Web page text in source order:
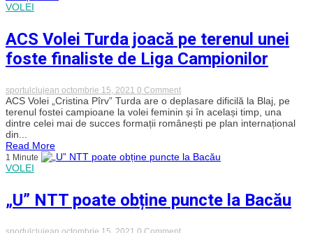
VOLEI
ACS Volei Turda joacă pe terenul unei
foste finaliste de Liga Campionilor
sportulclujean octombrie 15, 2021 0 Commenton
ACS
Volei
Turda
joacă
unei
Liga
Campionilor
ACS Volei „Cristina Pîrv” Turda are o deplasare dificilă la Blaj, pe
terenul fostei campioane la volei feminin și în același timp, una
dintre celei mai de succes formații românești pe plan internațional
din...
Read More
1 Minute
VOLEI
„U” NTT poate obține puncte la Bacău
on